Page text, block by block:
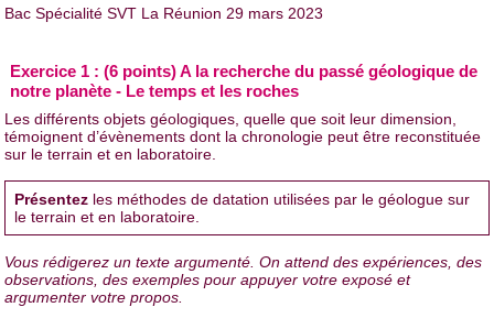
Bac Spécialité SVT La Réunion 29 mars 2023
Exercice 1 : (6 points) A la recherche du passé géologique de
notre planète - Le temps et les roches
Les différents objets géologiques, quelle que soit leur dimension,
témoignent d’évènements dont la chronologie peut être reconstituée
sur le terrain et en laboratoire.
Présentez les méthodes de datation utilisées par le géologue sur
le terrain et en laboratoire.
Vous rédigerez un texte argumenté. On attend des expériences, des
observations, des exemples pour appuyer votre exposé et
argumenter votre propos.